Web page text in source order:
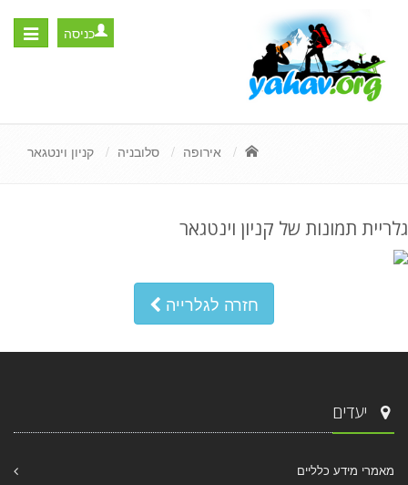
Toggle
כניסה
אירופה סלובניה קניון וינטגאר
גלריית תמונות של קניון וינטגאר
חזרה לגלרייה
יעדים
מאמרי מידע כלליים